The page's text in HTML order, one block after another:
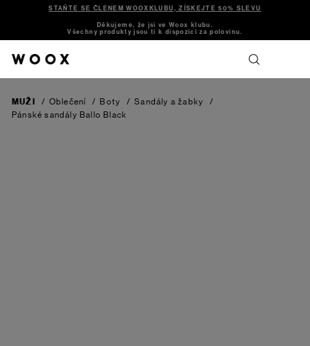
STAŇTE SE ČLENEM WOOXKLUBU, ZÍSKEJTE 50% SLEVU
Děkujeme, že jsi ve Woox klubu.
Všechny produkty jsou ti k dispozici za polovinu.
MUŽI / Oblečení / Boty / Sandály a žabky
/
Pánské sandály Ballo Black